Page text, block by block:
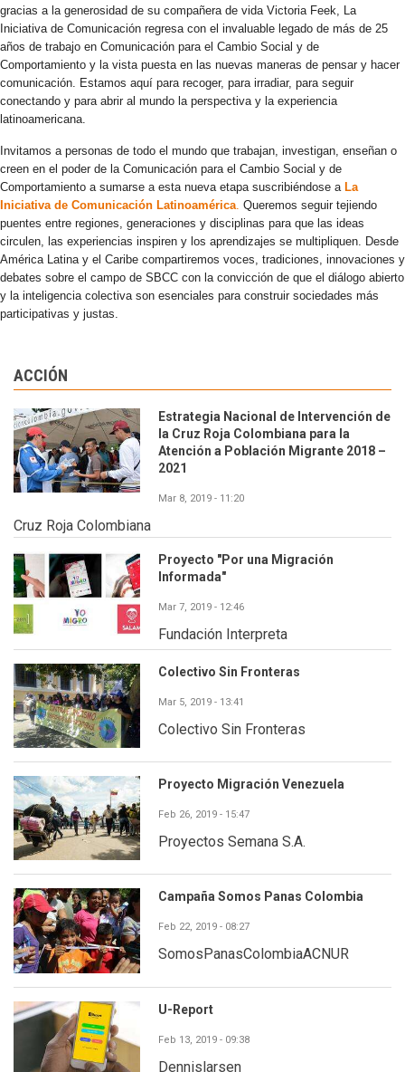
gracias a la generosidad de su compañera de vida Victoria Feek, La
Iniciativa de Comunicación regresa con el invaluable legado de más de 25
años de trabajo en Comunicación para el Cambio Social y de
Comportamiento y la vista puesta en las nuevas maneras de pensar y hacer
comunicación. Estamos aquí para recoger, para irradiar, para seguir
conectando y para abrir al mundo la perspectiva y la experiencia
latinoamericana.
Invitamos a personas de todo el mundo que trabajan, investigan, enseñan o
creen en el poder de la Comunicación para el Cambio Social y de
Comportamiento a sumarse a esta nueva etapa suscribiéndose a La
Iniciativa de Comunicación Latinoamérica. Queremos seguir tejiendo
puentes entre regiones, generaciones y disciplinas para que las ideas
circulen, las experiencias inspiren y los aprendizajes se multipliquen. Desde
América Latina y el Caribe compartiremos voces, tradiciones, innovaciones y
debates sobre el campo de SBCC con la convicción de que el diálogo abierto
y la inteligencia colectiva son esenciales para construir sociedades más
participativas y justas.
ACCIÓN
Estrategia Nacional de Intervención de
la Cruz Roja Colombiana para la
Atención a Población Migrante 2018 –
2021
Mar 8, 2019 - 11:20
Cruz Roja Colombiana
Proyecto "Por una Migración
Informada"
Mar 7, 2019 - 12:46
Fundación Interpreta
Colectivo Sin Fronteras
Mar 5, 2019 - 13:41
Colectivo Sin Fronteras
Proyecto Migración Venezuela
Feb 26, 2019 - 15:47
Proyectos Semana S.A.
Campaña Somos Panas Colombia
Feb 22, 2019 - 08:27
SomosPanasColombiaACNUR
U-Report
Feb 13, 2019 - 09:38
Dennislarsen